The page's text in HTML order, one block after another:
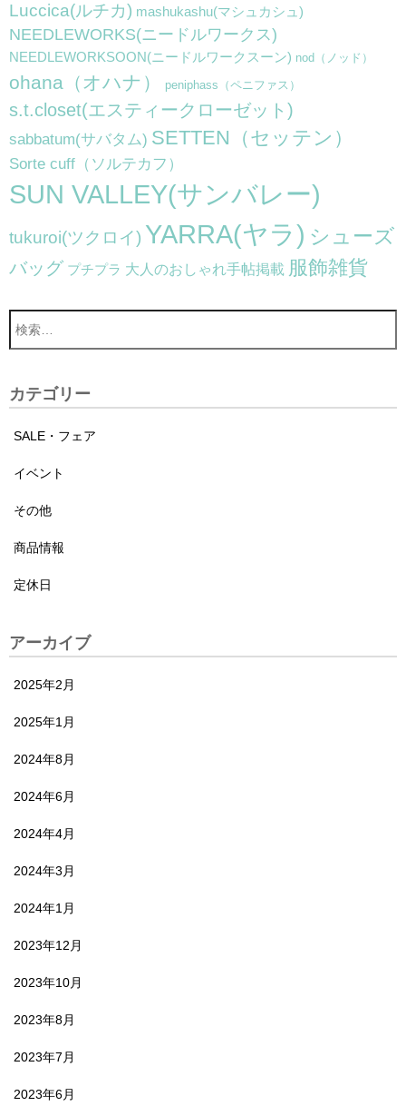
Luccica(ルチカ) mashukashu(マシュカシュ)
NEEDLEWORKS(ニードルワークス)
NEEDLEWORKSOON(ニードルワークスーン) nod（ノッド）
ohana（オハナ） peniphass（ペニファス）
s.t.closet(エスティークローゼット)
sabbatum(サバタム) SETTEN（セッテン）
Sorte cuff（ソルテカフ）
SUN VALLEY(サンバレー)
tukuroi(ツクロイ) YARRA(ヤラ) シューズ
バッグ プチプラ 大人のおしゃれ手帖掲載 服飾雑貨
カテゴリー
SALE・フェア
イベント
その他
商品情報
定休日
アーカイブ
2025年2月
2025年1月
2024年8月
2024年6月
2024年4月
2024年3月
2024年1月
2023年12月
2023年10月
2023年8月
2023年7月
2023年6月